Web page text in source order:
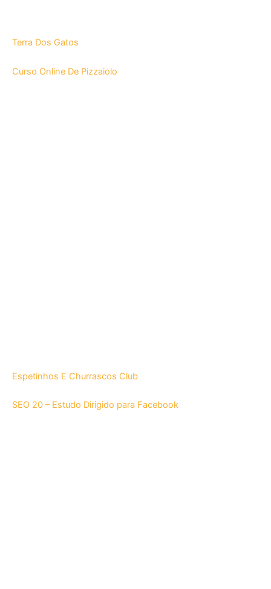
Terra Dos Gatos
Curso Online De Pizzaiolo
Espetinhos E Churrascos Club
SEO 20 – Estudo Dirigido para Facebook